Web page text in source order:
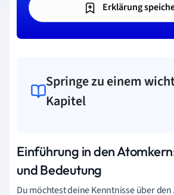
Erklärung
Springe zu einem
Kapitel
Einführung in den
und Bedeutung
Du möchtest deine Kenntnisse über